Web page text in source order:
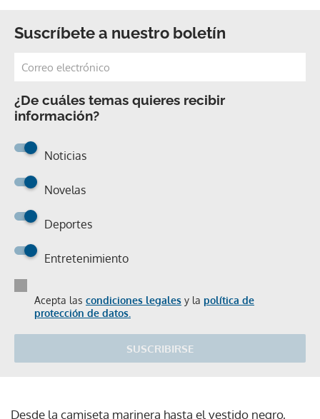
Suscríbete a nuestro boletín
¿De cuáles temas quieres recibir
información?
Noticias
Novelas
Deportes
Entretenimiento
Acepta las condiciones legales y la política de
protección de datos.
SUSCRIBIRSE
Desde la camiseta marinera hasta el vestido negro,